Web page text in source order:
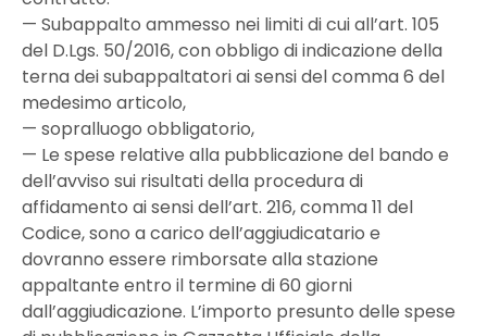
— Subappalto ammesso nei limiti di cui all’art. 105
del D.Lgs. 50/2016, con obbligo di indicazione della
terna dei subappaltatori ai sensi del comma 6 del
medesimo articolo,
— sopralluogo obbligatorio,
— Le spese relative alla pubblicazione del bando e
dell’avviso sui risultati della procedura di
affidamento ai sensi dell’art. 216, comma 11 del
Codice, sono a carico dell’aggiudicatario e
dovranno essere rimborsate alla stazione
appaltante entro il termine di 60 giorni
dall’aggiudicazione. L’importo presunto delle spese